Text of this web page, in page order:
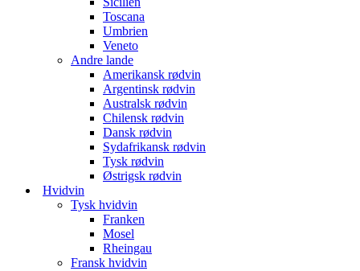
Toscana
Umbrien
Veneto
Andre lande
Amerikansk rødvin
Argentinsk rødvin
Australsk rødvin
Chilensk rødvin
Dansk rødvin
Sydafrikansk rødvin
Tysk rødvin
Østrigsk rødvin
Hvidvin
Tysk hvidvin
Franken
Mosel
Rheingau
Fransk hvidvin